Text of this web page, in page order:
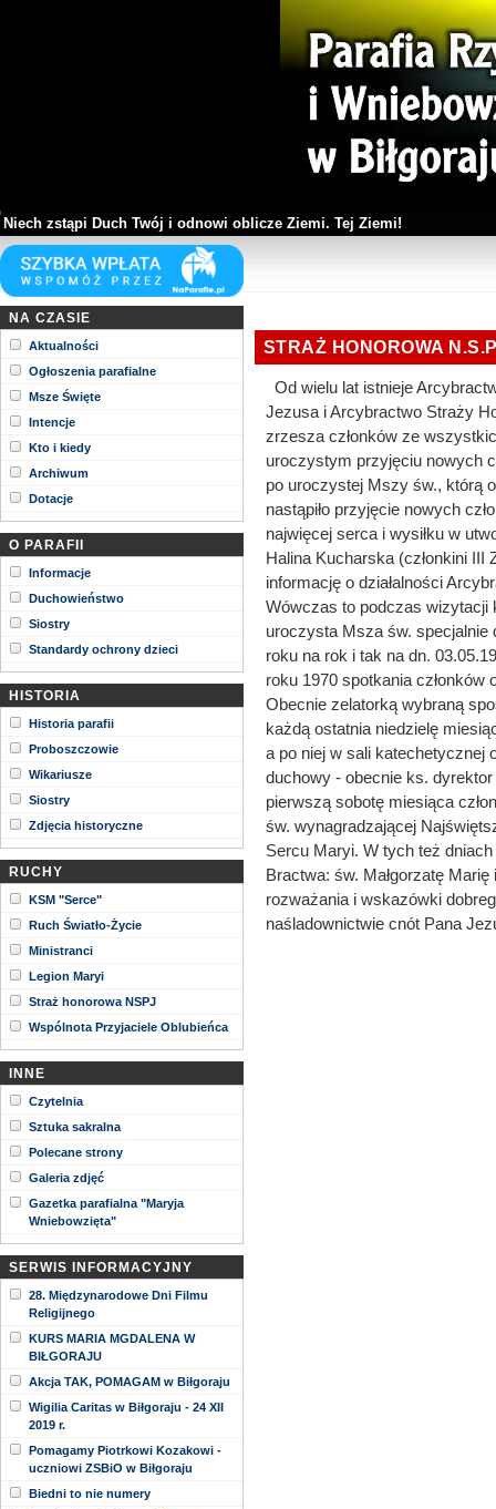
Niech zstąpi Duch Twój i odnowi oblicze Ziemi. Tej Ziemi!
NA CZASIE
Aktualności
Ogłoszenia parafialne
Msze Święte
Intencje
Kto i kiedy
Archiwum
Dotacje
O PARAFII
Informacje
Duchowieństwo
Siostry
Standardy ochrony dzieci
HISTORIA
Historia parafii
Proboszczowie
Wikariusze
Siostry
Zdjęcia historyczne
RUCHY
KSM "Serce"
Ruch Światło-Życie
Ministranci
Legion Maryi
Straż honorowa NSPJ
Wspólnota Przyjaciele Oblubieńca
INNE
Czytelnia
Sztuka sakralna
Polecane strony
Galeria zdjęć
Gazetka parafialna "Maryja
Wniebowzięta"
SERWIS INFORMACYJNY
28. Międzynarodowe Dni Filmu
Religijnego
KURS MARIA MGDALENA W
BIŁGORAJU
Akcja TAK, POMAGAM w Biłgoraju
Wigilia Caritas w Biłgoraju - 24 XII
2019 r.
Pomagamy Piotrkowi Kozakowi -
uczniowi ZSBiO w Biłgoraju
Biedni to nie numery
STRAŻ HONOROWA
Od wielu lat istnieje
Jezusa i Arcybractwo Straży
zrzesza członków ze
uroczystym przyjęciu nowych
po uroczystej Mszy św., którą
nastąpiło przyjęcie nowych
najwięcej serca i wysiłku w
Halina Kucharska (członkini
informację o działalności
Wówczas to podczas wizytacji
uroczysta Msza św. specjalnie
roku na rok i tak na dn.
roku 1970 spotkania członków
Obecnie zelatorką wybraną
każdą ostatnia niedzielę
a po niej w sali katechetycznej
duchowy - obecnie ks.
pierwszą sobotę miesiąca
św. wynagradzającej
Sercu Maryi. W tych też dniach
Bractwa: św. Małgorzatę
rozważania i wskazówki
naśladownictwie cnót Pana